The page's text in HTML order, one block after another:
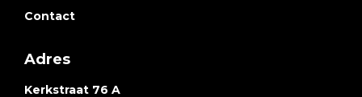
Contact
Adres
Kerkstraat 76 A